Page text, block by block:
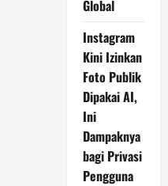
Global
Instagram
Kini Izinkan
Foto Publik
Dipakai AI,
Ini
Dampaknya
bagi Privasi
Pengguna